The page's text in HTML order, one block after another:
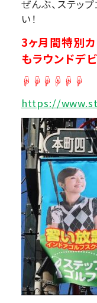
ぜんぶ、ステッ
い！
3ヶ月間特別
もラウンドデ
☟☟☟☟☟☟
https://